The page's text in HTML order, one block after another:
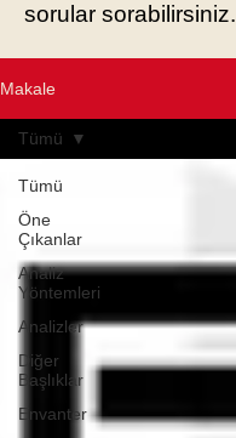
sorular sorabilirsiniz.
Makale
Tümü
Öne
Çıkanlar
Analiz
Yöntemleri
Analizler
Diğer
Başlıklar
Envanter
Tümü